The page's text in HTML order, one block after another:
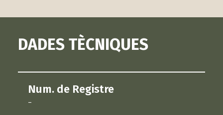
DADES TÈCNIQUES
Num. de Registre
-